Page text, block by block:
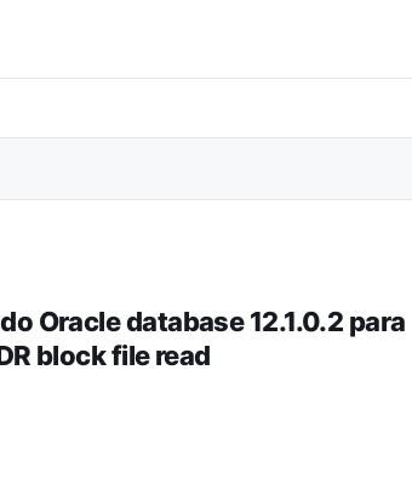
Oracle database 12.1.0.2 para
block file read